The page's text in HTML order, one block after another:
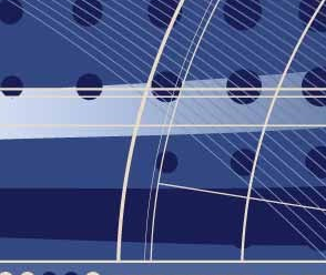
בואו נסתכל לרגע מה ארע ב-48 שעות האחרונות במדינת ישראל. נכון, יש טייס
דרוזי, יו"ר בנק דרוזי, אבל צעיר אתיופי לא חמוש בן 18 נהרג מירי שוטר, וכן, זה
שיש "דרוזים" לתפארת, יש גם חוק לאום שמפלה
מופלת לרעה בכל שכבות האוכלוסיה, בדומה
לא חיובית. פה ושם יש איזה אתיופי/אוטיסט
להתהדר בו, להגיד הנה "אנחנו נאורים". אבל זה
בחום של תל אביב 250 אלף צעדו ואף מילה על דיור,